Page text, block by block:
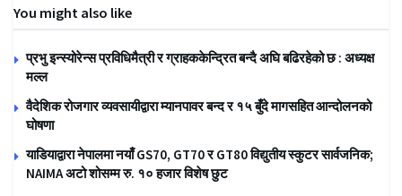
You might also like
प्रभु इन्स्योरेन्स प्रविधिमैत्री र ग्राहककेन्द्रित बन्दै अघि बढिरहेको छ : अध्यक्ष
मल्ल
वैदेशिक रोजगार व्यवसायीद्वारा म्यानपावर बन्द र १५ बुँदे मागसहित आन्दोलनको
घोषणा
याडियाद्वारा नेपालमा नयाँ GS70, GT70 र GT80 विद्युतीय स्कुटर सार्वजनिक;
NAIMA अटो शोसम्म रु. १० हजार विशेष छुट